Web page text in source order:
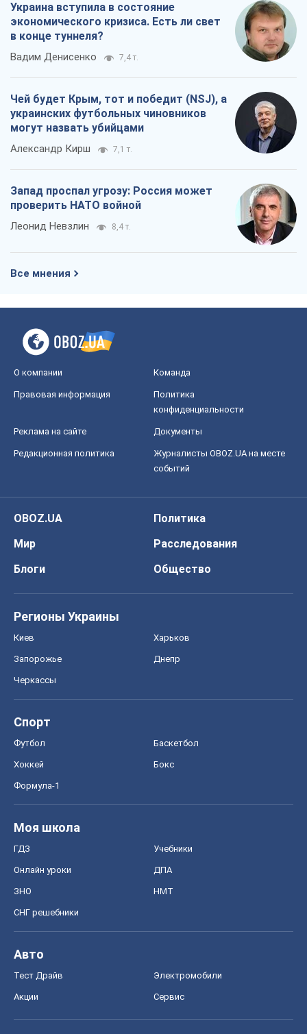
Украина вступила в состояние
экономического кризиса. Есть ли свет
в конце туннеля?
Вадим Денисенко 7,4 т.
Чей будет Крым, тот и победит (NSJ), а
украинских футбольных чиновников
могут назвать убийцами
Александр Кирш 7,1 т.
Запад проспал угрозу: Россия может
проверить НАТО войной
Леонид Невзлин 8,4 т.
Все мнения
О компании Команда
Правовая информация
Политика
конфиденциальности
Реклама на сайте Документы
Редакционная политика
Журналисты OBOZ.UA на месте
событий
OBOZ.UA
Политика
Мир
Расследования
Блоги
Общество
Регионы Украины
Киев Харьков
Запорожье Днепр
Черкассы
Спорт
Футбол Баскетбол
Хоккей Бокс
Формула-1
Моя школа
ГДЗ Учебники
Онлайн уроки ДПА
ЗНО НМТ
СНГ решебники
Авто
Тест Драйв Электромобили
Акции Сервис